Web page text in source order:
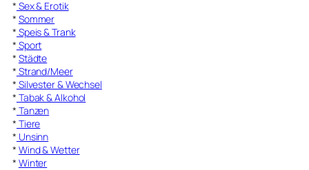
* Sex & Erotik
* Sommer
* Speis & Trank
* Sport
* Städte
* Strand/Meer
* Silvester & Wechsel
* Tabak & Alkohol
* Tanzen
* Tiere
* Unsinn
* Wind & Wetter
* Winter